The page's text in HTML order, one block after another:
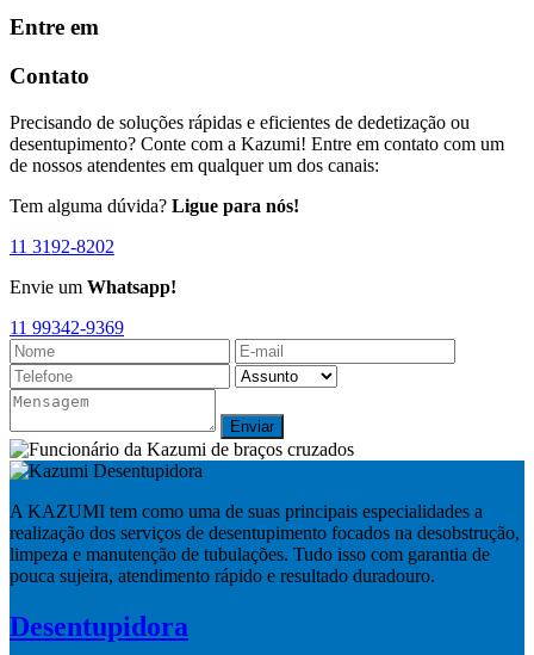
Entre em
Contato
Precisando de soluções rápidas e eficientes de dedetização ou
desentupimento? Conte com a Kazumi! Entre em contato com um
de nossos atendentes em qualquer um dos canais:
Tem alguma dúvida? Ligue para nós!
11 3192-8202
Envie um Whatsapp!
11 99342-9369
Enviar
A KAZUMI tem como uma de suas principais especialidades a
realização dos serviços de desentupimento focados na desobstrução,
limpeza e manutenção de tubulações. Tudo isso com garantia de
pouca sujeira, atendimento rápido e resultado duradouro.
Desentupidora